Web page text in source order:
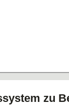
zu